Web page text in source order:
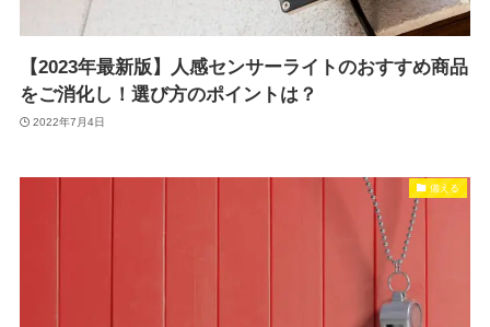
【2023年最新版】人感センサーライトのおすすめ商品
をご消化し！選び方のポイントは？
2022年7月4日
備える